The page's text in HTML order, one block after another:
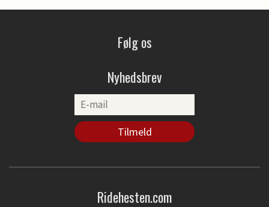
Følg os
Nyhedsbrev
Ridehesten.com